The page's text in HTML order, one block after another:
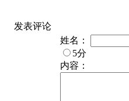
发表评论
姓名：
5分
内容：